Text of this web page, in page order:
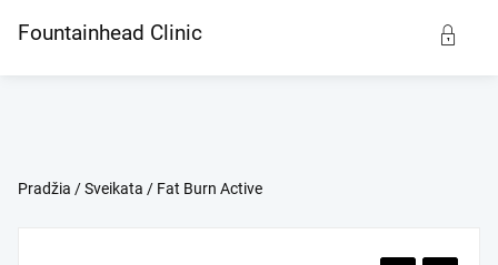
Fountainhead Clinic
Pradžia /Sveikata / Fat Burn Active